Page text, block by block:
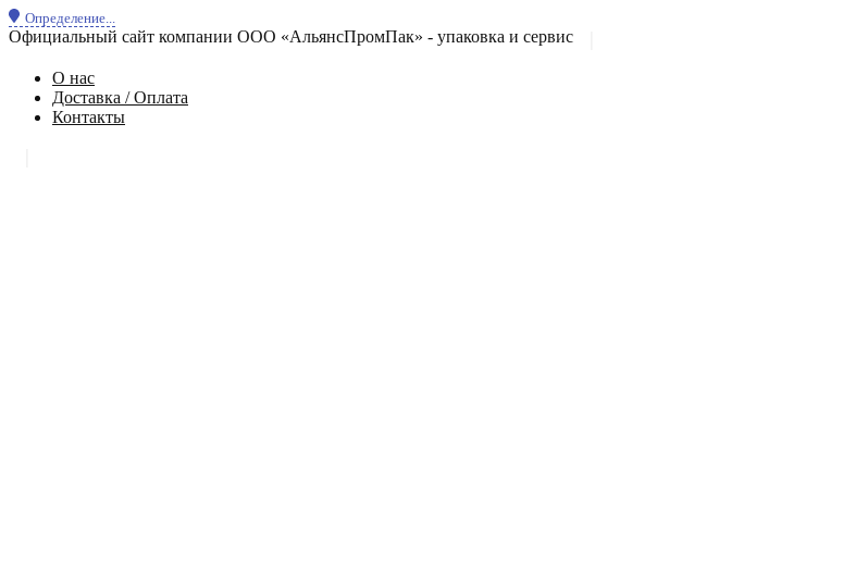
Определение...
Официальный сайт компании ООО «АльянсПромПак» - упаковка и сервис
О нас
Доставка / Оплата
Контакты